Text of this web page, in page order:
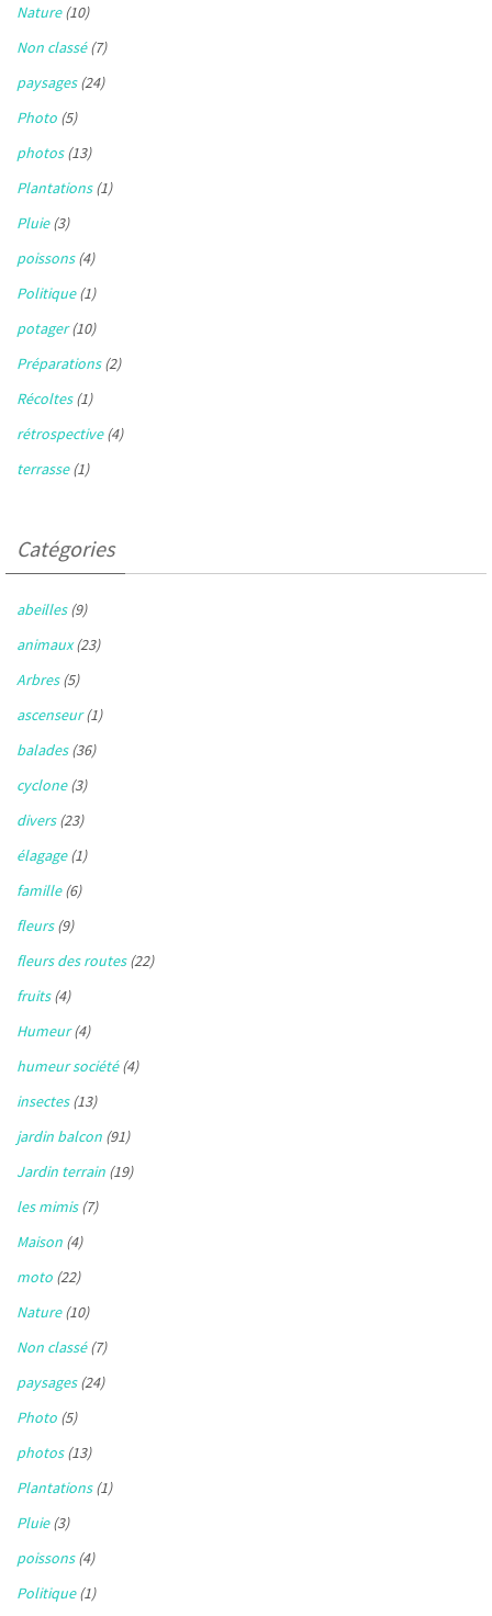
Nature(10)
Non classé(7)
paysages(24)
Photo (5)
photos(13)
Plantations(1)
Pluie(3)
poissons(4)
Politique(1)
potager(10)
Préparations(2)
Récoltes(1)
rétrospective(4)
terrasse(1)
Catégories
abeilles(9)
animaux(23)
Arbres(5)
ascenseur(1)
balades(36)
cyclone(3)
divers(23)
élagage(1)
famille(6)
fleurs(9)
fleurs des routes(22)
fruits(4)
Humeur(4)
humeur société(4)
insectes(13)
jardin balcon (91)
Jardin terrain (19)
les mimis(7)
Maison (4)
moto (22)
Nature(10)
Non classé(7)
paysages(24)
Photo (5)
photos(13)
Plantations(1)
Pluie(3)
poissons(4)
Politique(1)